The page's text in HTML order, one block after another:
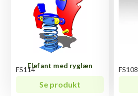
Elefant med ryglæn
FS114
Se produkt
FS108